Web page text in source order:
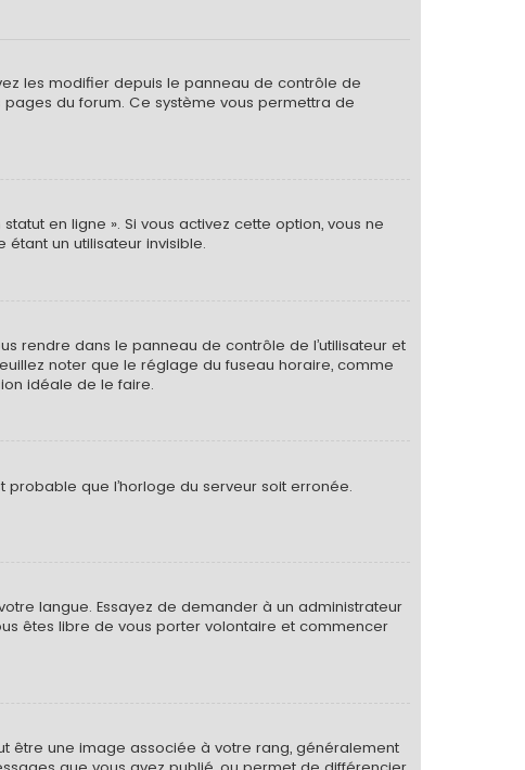
les modifier depuis le panneau de contrôle de
pages du forum. Ce système vous permettra de
en ligne ». Si vous activez cette option, vous ne
un utilisateur invisible.
rendre dans le panneau de contrôle de l’utilisateur et
noter que le réglage du fuseau horaire, comme
idéale de le faire.
probable que l’horloge du serveur soit erronée.
langue. Essayez de demander à un administrateur
êtes libre de vous porter volontaire et commencer
être une image associée à votre rang, généralement